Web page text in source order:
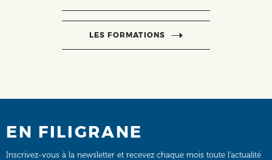
LES FORMATIONS
EN FILIGRANE
Inscrivez-vous à la newsletter et recevez chaque mois toute l’actualité